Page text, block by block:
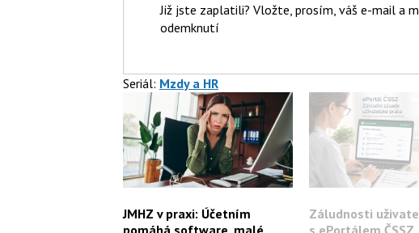
Již jste zaplatili? Vložte, prosím, váš e-mail a
odemknutí
Seriál: Mzdy a HR
JMHZ v praxi: Účetním
pomáhá software, malé
Záludnosti
s ePortálem ČSSZ